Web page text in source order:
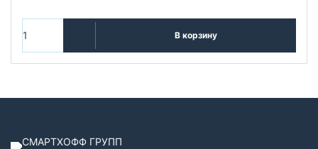
В корзину